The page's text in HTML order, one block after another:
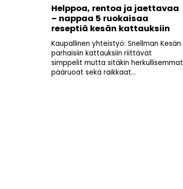
Helppoa, rentoa ja jaettavaa
– nappaa 5 ruokaisaa
reseptiä kesän kattauksiin
Kaupallinen yhteistyö: Snellman Kesän
parhaisiin kattauksiin riittävät
simppelit mutta sitäkin herkullisemmat
pääruoat sekä raikkaat...